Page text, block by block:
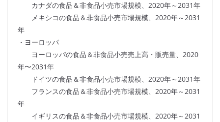
カナダの食品＆非食品小売市場規模、2020年～2031年
メキシコの食品＆非食品小売市場規模、2020年～2031
年
・ヨーロッパ
ヨーロッパの食品＆非食品小売売上高・販売量、2020
年〜2031年
ドイツの食品＆非食品小売市場規模、2020年～2031年
フランスの食品＆非食品小売市場規模、2020年～2031
年
イギリスの食品＆非食品小売市場規模、2020年～2031